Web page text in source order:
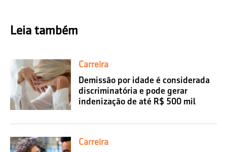
Leia também
Carreira
Demissão por idade é considerada
discriminatória e pode gerar
indenização de até R$ 500 mil
Carreira